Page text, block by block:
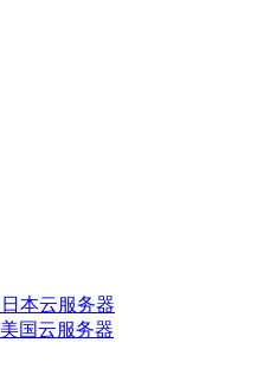
日本云服务器
美国云服务器